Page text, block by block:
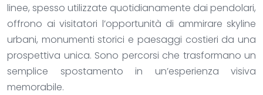
linee, spesso utilizzate quotidianamente dai pendolari,
offrono ai visitatori l’opportunità di ammirare skyline
urbani, monumenti storici e paesaggi costieri da una
prospettiva unica. Sono percorsi che trasformano un
semplice spostamento in un’esperienza visiva
memorabile.